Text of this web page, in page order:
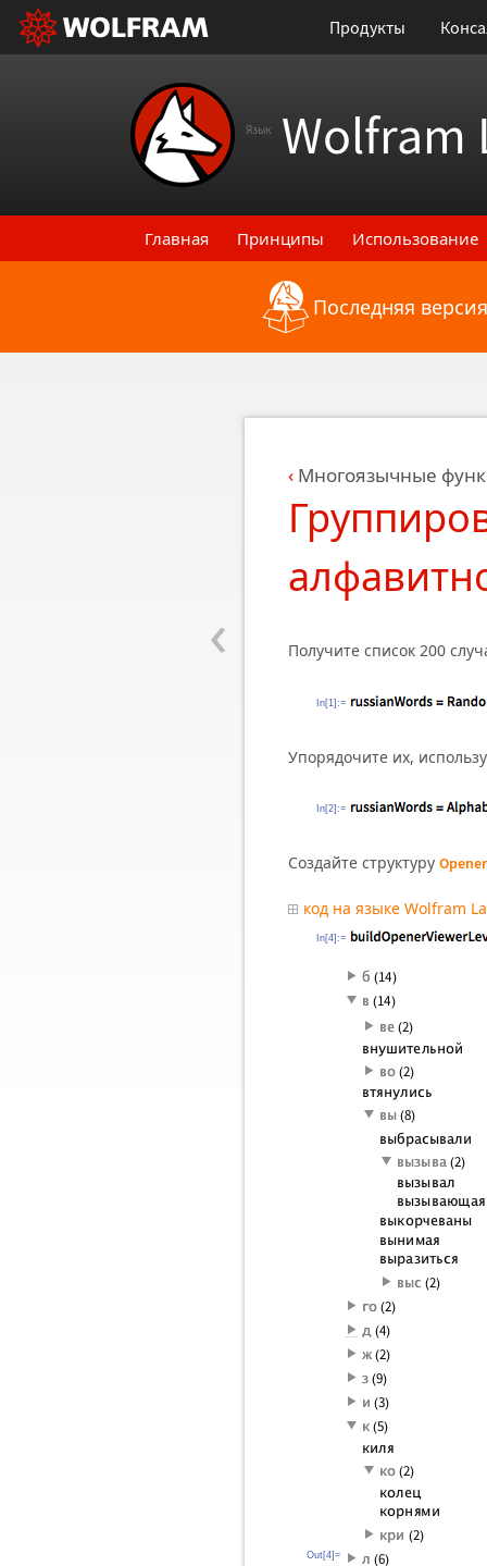
Продукты
Язык Wolfram
Главная Принципы Использование
Назад к последнимПоследняя
‹
Многоязычные
Получите список 200
In[1]:=
Упорядочите их,
In[2]:=
Создайте структуру
код на языке Wolfram
In[4]:=
Out[4]=